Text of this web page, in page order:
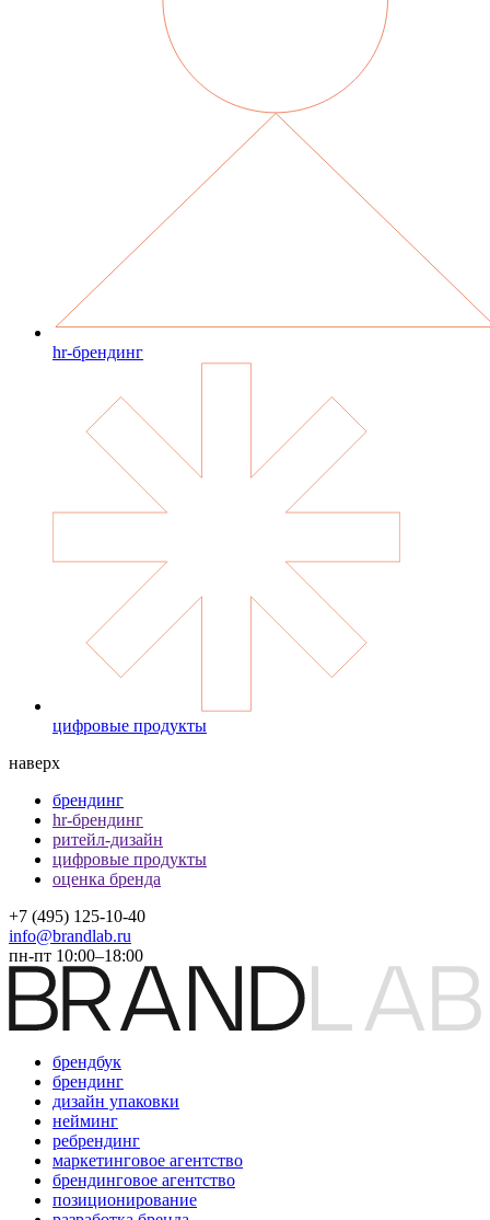
hr-брендинг
цифровые продукты
наверх
брендинг
hr-брендинг
ритейл-дизайн
цифровые продукты
оценка бренда
+7 (495) 125-10-40
info@brandlab.ru
пн-пт 10:00–18:00
брендбук
брендинг
дизайн упаковки
нейминг
ребрендинг
маркетинговое агентство
брендинговое агентство
позиционирование